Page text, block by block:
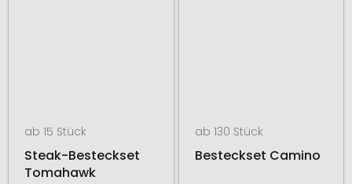
ab 15 Stück
Steak-Besteckset
Tomahawk
ab 130 Stück
Besteckset Camino